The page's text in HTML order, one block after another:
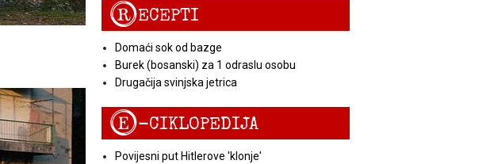
RECEPTI
Domaći sok od bazge
Burek (bosanski) za 1 odraslu osobu
Drugačija svinjska jetrica
E-CIKLOPEDIJA
Povijesni put Hitlerove 'klonje'